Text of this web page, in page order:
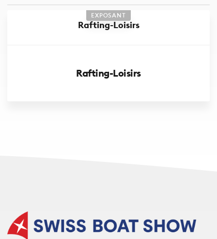
EXPOSANT
Rafting-Loisirs
Rafting-Loisirs